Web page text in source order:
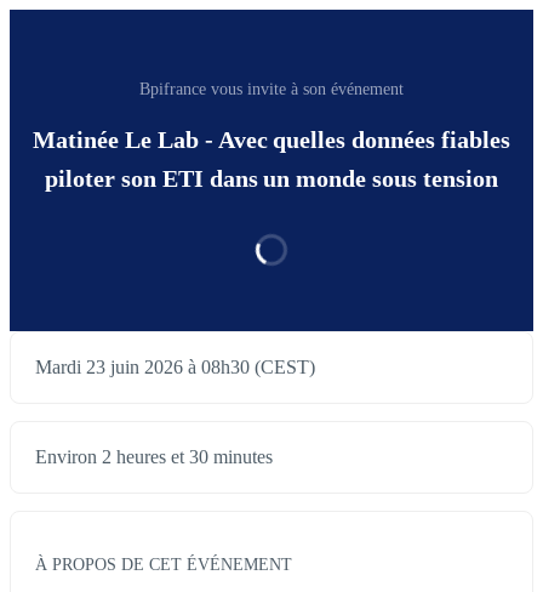
Bpifrance vous invite à son événement
Matinée Le Lab - Avec quelles données fiables
piloter son ETI dans un monde sous tension
Mardi 23 juin 2026 à 08h30 (CEST)
Environ 2 heures et 30 minutes
À PROPOS DE CET ÉVÉNEMENT